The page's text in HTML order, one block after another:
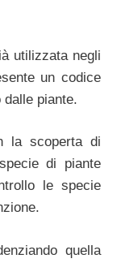
utilizzata negli
un codice
piante.
la scoperta di
di piante
le specie
quella